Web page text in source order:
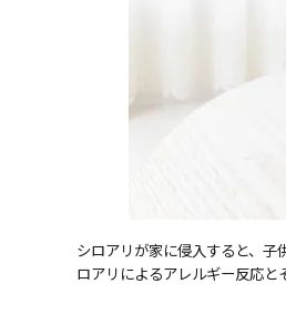
シロアリが家に侵入すると、
ロアリによるアレルギー反応と